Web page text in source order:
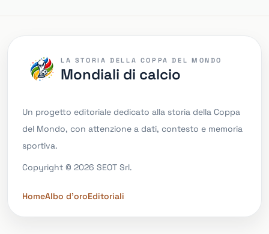
LA STORIA DELLA COPPA DEL MONDO
Mondiali di calcio
Un progetto editoriale dedicato alla storia della Coppa
del Mondo, con attenzione a dati, contesto e memoria
sportiva.
Copyright © 2026 SEOT Srl.
HomeAlbo d'oroEditoriali